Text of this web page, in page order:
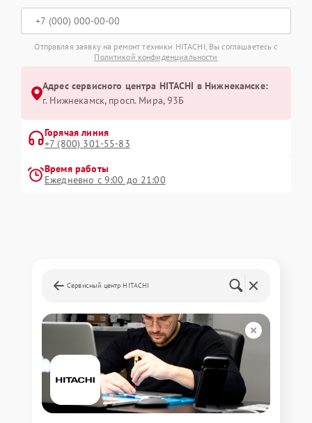
Отправляя заявку на ремонт техники HITACHI, Вы соглашаетесь с
Политикой конфиденциальности
Адрес сервисного центра HITACHI в Нижнекамске:
г. Нижнекамск, просп. Мира, 93Б
Горячая линия
+7 (800) 301-55-83
Время работы
Ежедневно с 9:00 до 21:00
Сервисный центр HITACHI